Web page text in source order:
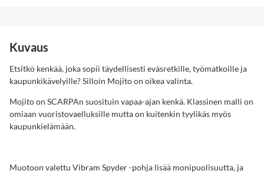
Kuvaus
Etsitkö kenkää, joka sopii täydellisesti eväsretkille, työmatkoille ja
kaupunkikävelyille? Silloin Mojito on oikea valinta.
Mojito on SCARPAn suosituin vapaa-ajan kenkä. Klassinen malli on
omiaan vuoristovaelluksille mutta on kuitenkin tyylikäs myös
kaupunkielämään.
Muotoon valettu Vibram Spyder -pohja lisää monipuolisuutta, ja